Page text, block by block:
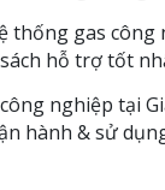
gas công
hỗ trợ tốt
nghiệp tại
hành & sử